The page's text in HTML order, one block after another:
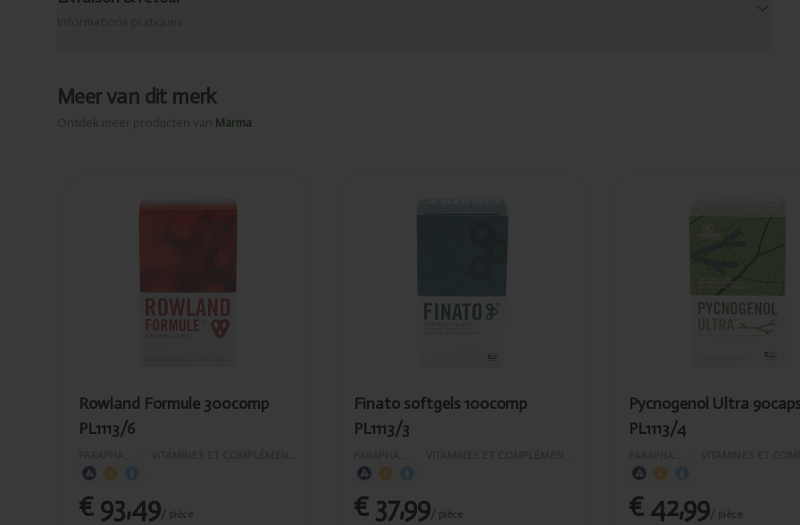
Meer van dit merk
Ontdek meer producten van Marma
Rowland Formule 300comp
PL1113/6
€ 93,49/ pièce
Finato softgels 100comp
PL1113/3
€ 37,99/ pièce
Pycnogenol
Ultra 90caps
Pycnogenol Ultra
PL1113/4
€ 42,99/ pièce